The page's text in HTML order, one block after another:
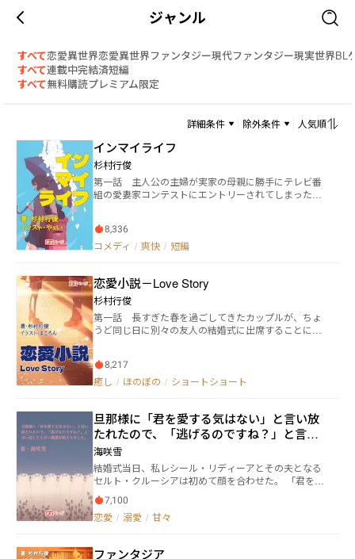
ジャンル
すべて恋愛異世界恋愛異世界ファンタジー現代ファンタジー現実世界BL
すべて連載中完結済短編
すべて無料購読プレミアム限定
詳細条件 除外条件 人気順
インマイライフ
杉村行俊
第一話 主人公の主婦が実家の母親に勝手にテレビ番
組の愛妻家コンテストにエントリーされてしまった。
する。 第二話 妻が宝くじの当たりやすいひとの特徴
記事が夫にマッチしていることを教えた。それからし
め、置屋に弟子入りすることになった。苦しい修行の
末、ようやく舞妓になることができたのだがすぐに実
家に帰されてしまうことになった。意気消沈した親娘
は・・・。 第四話 主人公は雑誌の取材のためフラン
ス人シェフの家を訪ねる。和食器と洋食器の違いを教
をきかされることになる。 第五話 真は世界チャンプ
を夢見るボクサーだ。練習のため恋人の千鶴と会えな
い日々が続いていた。だから千鶴は軽い気持ちでボク
た親子は、途中気味の悪いお婆さんに出逢う。 第七
話 新しい試み。落語で漫才をやってみた。 第八話
主人公はネットゲームの世界でヒロインを演じてき
た。そんなある日オフ会にどうしても出席しなければ
ならなくなる。そこで彼女に頼み込んで主人公になり
すまして出席してもらうことにしたのだが･･････。 第
九話 ふたつの部署に所属する新入社員の主人公は個
性的なふたりの上司に翻弄される。 第十話 本日のコ
ーヒーで使われている豆をクイズ形式てにしている喫
した悪戯をすることを思いつく。 第十一話 北方領土
8,336
コメディ / 爽快 / 短編
恋愛小説－Love Story
杉村行俊
第一話 長すぎた春を過ごしてきたカップルが、ちょ
うど同じ日に別々の友人の結婚式に出席することにな
る運命だという。最後に主人公が取った行動と
は・・・。 第二話 大工の同級生とつき合うようにな
の女教師。担任クラスのにひとりの問題児がいた。そ
んなある日、主人公が不良達に絡まれて。 第四話 高
校の仲良しグループが花火大会に集まった。人混みの
中、彼の手を取って助けてくれたのはクラスメイトの
織江だった。 第五話 あこがれの図書館司書に本を紹
介してもらえることになった。何気なくそれらの本の
題名をつなげてみるとある言葉が浮かび上がってくる
のだった。 第六話 小学校にサーカス団の少女が転校
してきた。恋に堕ちた主人公は将来サーカス団に入団
8,217
癒し / ほのぼの / ショートショート
旦那様に「君を愛する気はない」と言い放
たれたので、「逃げるのですね？」と言い
返したら甘い溺愛が始まりました。
海咲雪
結婚式当日、私レシール・リディーアとその夫となる
セルト・クルーシアは初めて顔を合わせた。 「君を愛
する気はない」 そう旦那様に言い放たれても涙もこぼ
れなければ、悲しくもなかった。 だからハッキリと私
は述べた。たった一文を。 「逃げるのですね？」 誰が
くかもしれませんわよ？」 「レシール・リディーア、
7,100
恋愛 / 溺愛 / 甘々
ファンタジア